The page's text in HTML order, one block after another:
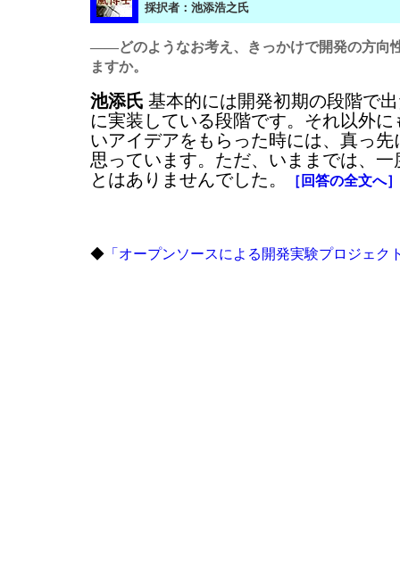
採択者：池添浩之氏
――どのようなお考え、きっかけで開発の方向
ますか。
池添氏 基本的には開発初期の段階で
に実装している段階です。それ以外
いアイデアをもらった時には、真っ
思っています。ただ、いままでは、
とはありませんでした。
［回答の全文へ］
◆ 「オープンソースによる開発実験プロジェク